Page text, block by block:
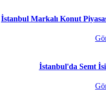
İstanbul Markalı Konut
İstanbul'da Semt